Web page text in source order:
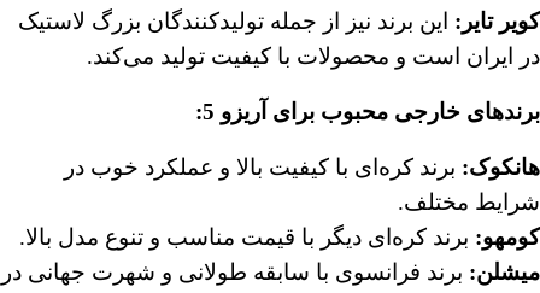
کویر تایر: این برند نیز از جمله تولیدکنندگان بزرگ لاستیک
در ایران است و محصولات با کیفیت تولید می‌کند.
برندهای خارجی محبوب برای آریزو 5:
هانکوک: برند کره‌ای با کیفیت بالا و عملکرد خوب در
شرایط مختلف.
کومهو: برند کره‌ای دیگر با قیمت مناسب و تنوع مدل بالا.
میشلن: برند فرانسوی با سابقه طولانی و شهرت جهانی در